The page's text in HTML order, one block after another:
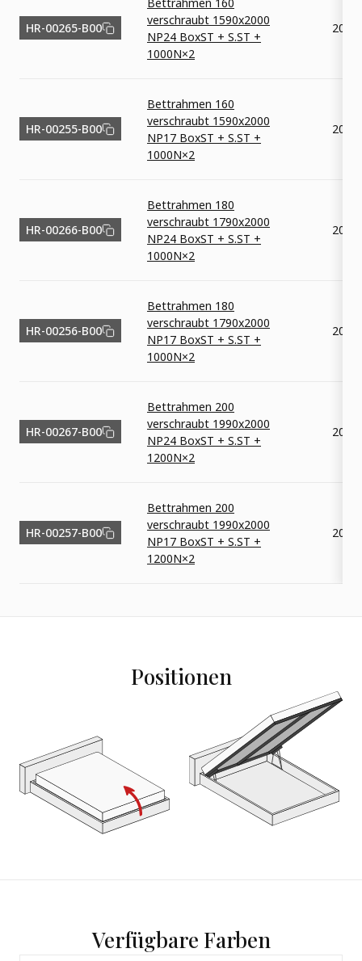
HR-00265-B00
verschraubt 1590x2000
NP24 BoxST + S.ST +
1000N×2
2000
HR-00255-B00
Bettrahmen 160
verschraubt 1590x2000
NP17 BoxST + S.ST +
1000N×2
2000
HR-00266-B00
Bettrahmen 180
verschraubt 1790x2000
NP24 BoxST + S.ST +
1000N×2
2000
HR-00256-B00
Bettrahmen 180
verschraubt 1790x2000
NP17 BoxST + S.ST +
1000N×2
2000
HR-00267-B00
Bettrahmen 200
verschraubt 1990x2000
NP24 BoxST + S.ST +
1200N×2
2000
HR-00257-B00
Bettrahmen 200
verschraubt 1990x2000
NP17 BoxST + S.ST +
1200N×2
2000
Positionen
Verfügbare Farben